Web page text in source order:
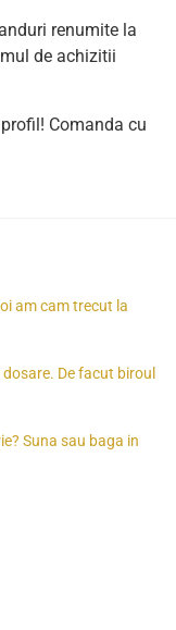
renumite la
de achizitii
Comanda cu
am cam trecut la
De facut biroul
Suna sau baga in